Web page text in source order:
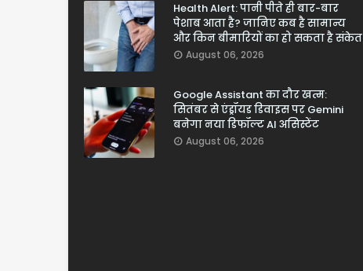
Health Alert: पानी पीते ही बार-बार
पेशाब आता है? जानिए कब है सामान्य
और किन बीमारियों का हो सकता है संकेत
August 06, 2026
Google Assistant का दौर खत्म:
सितंबर से एंड्रॉयड डिवाइस पर Gemini
बनेगा नया डिफॉल्ट AI असिस्टेंट
August 06, 2026